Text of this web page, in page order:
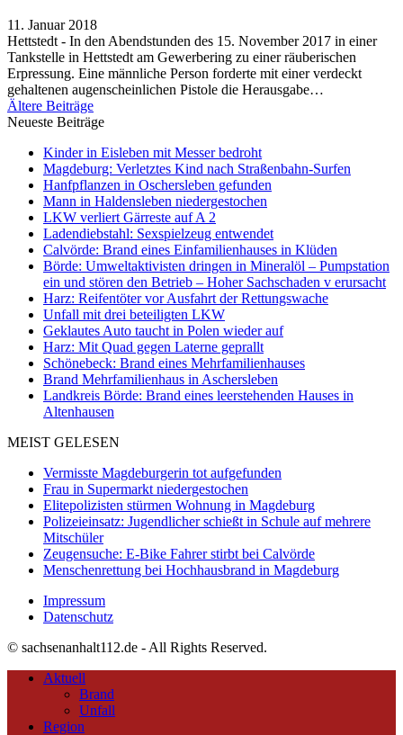
11. Januar 2018
Hettstedt - In den Abendstunden des 15. November 2017 in einer
Tankstelle in Hettstedt am Gewerbering zu einer räuberischen
Erpressung. Eine männliche Person forderte mit einer verdeckt
gehaltenen augenscheinlichen Pistole die Herausgabe…
Ältere Beiträge
Neueste Beiträge
Kinder in Eisleben mit Messer bedroht
Magdeburg: Verletztes Kind nach Straßenbahn-Surfen
Hanfpflanzen in Oschersleben gefunden
Mann in Haldensleben niedergestochen
LKW verliert Gärreste auf A 2
Ladendiebstahl: Sexspielzeug entwendet
Calvörde: Brand eines Einfamilienhauses in Klüden
Börde: Umweltaktivisten dringen in Mineralöl – Pumpstation
ein und stören den Betrieb – Hoher Sachschaden v erursacht
Harz: Reifentöter vor Ausfahrt der Rettungswache
Unfall mit drei beteiligten LKW
Geklautes Auto taucht in Polen wieder auf
Harz: Mit Quad gegen Laterne geprallt
Schönebeck: Brand eines Mehrfamilienhauses
Brand Mehrfamilienhaus in Aschersleben
Landkreis Börde: Brand eines leerstehenden Hauses in
Altenhausen
MEIST GELESEN
Vermisste Magdeburgerin tot aufgefunden
Frau in Supermarkt niedergestochen
Elitepolizisten stürmen Wohnung in Magdeburg
Polizeieinsatz: Jugendlicher schießt in Schule auf mehrere
Mitschüler
Zeugensuche: E-Bike Fahrer stirbt bei Calvörde
Menschenrettung bei Hochhausbrand in Magdeburg
Impressum
Datenschutz
© sachsenanhalt112.de - All Rights Reserved.
Aktuell
Brand
Unfall
Region